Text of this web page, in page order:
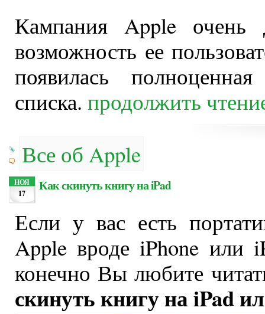
Кампания Apple очень
возможность ее
появилась
списка. продолжить
Все об Apple
НОЯ
17
Как скинуть книгу на iPad
Если у вас есть
Apple вроде iPhone или
конечно Вы любите
скинуть книгу на iPad